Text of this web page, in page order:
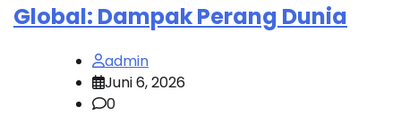
Global: Dampak Perang Dunia
admin
Juni 6, 2026
0